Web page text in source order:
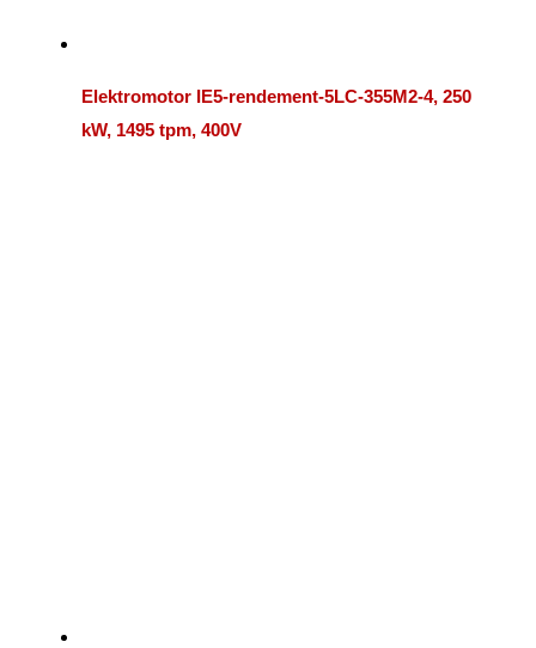
Elektromotor IE5-rendement-5LC-355M2-4, 250
kW, 1495 tpm, 400V